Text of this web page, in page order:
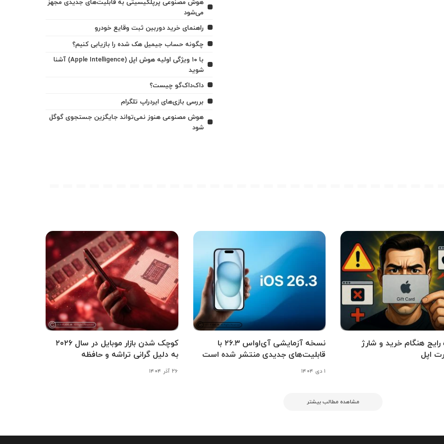
هوش مصنوعی پرپلکیسیتی به قابلیت‌های جدیدی مجهز
می‌شود
راهنمای خرید دوربین ثبت وقایع خودرو
چگونه حساب جیمیل هک شده را بازیابی کنیم؟
با ۱۰ ویژگی اولیه هوش اپل (Apple Intelligence) آشنا
شوید
داک‌داک‌گو چیست؟
بررسی بازی‌های ایردراپ تلگرام
هوش مصنوعی هنوز نمی‌تواند جایگزین جستجوی گوگل
شود
رایج هنگام خرید و شارژ
اپل
نسخه آزمایشی آی‌اواس ۲۶.۳ با
قابلیت‌های جدیدی منتشر شده است
۱ دی ۱۴۰۴
کوچک شدن بازار موبایل در سال ۲۰۲۶
به دلیل گرانی تراشه و حافظه
۲۶ آذر ۱۴۰۴
مشاهده مطالب بیشتر